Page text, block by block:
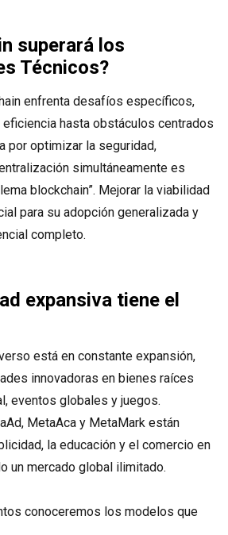
superará los
Técnicos?
enfrenta desafíos específicos,
hasta obstáculos centrados
por optimizar la seguridad,
simultáneamente es
blockchain”. Mejorar la viabilidad
para su adopción generalizada y
completo.
expansiva tiene el
está en constante expansión,
innovadoras en bienes raíces
eventos globales y juegos.
MetaAca y MetaMark están
la educación y el comercio en
un mercado global ilimitado.
conoceremos los modelos que